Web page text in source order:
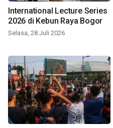
International Lecture Series
2026 di Kebun Raya Bogor
Selasa, 28 Juli 2026